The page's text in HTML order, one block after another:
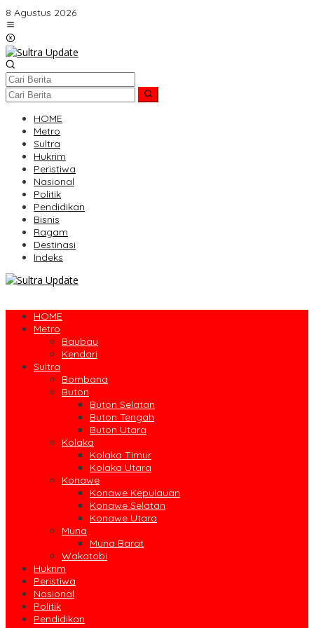
Lewati
ke
konten
8 Agustus 2026
HOME
Metro
Sultra
Hukrim
Peristiwa
Nasional
Politik
Pendidikan
Bisnis
Ragam
Destinasi
Indeks
HOME
Metro
Baubau
Kendari
Sultra
Bombana
Buton
Buton Selatan
Buton Tengah
Buton Utara
Kolaka
Kolaka Timur
Kolaka Utara
Konawe
Konawe Kepulauan
Konawe Selatan
Konawe Utara
Muna
Muna Barat
Wakatobi
Hukrim
Peristiwa
Nasional
Politik
Pendidikan